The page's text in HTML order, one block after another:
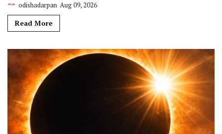
odishadarpan Aug 09, 2026
Read More